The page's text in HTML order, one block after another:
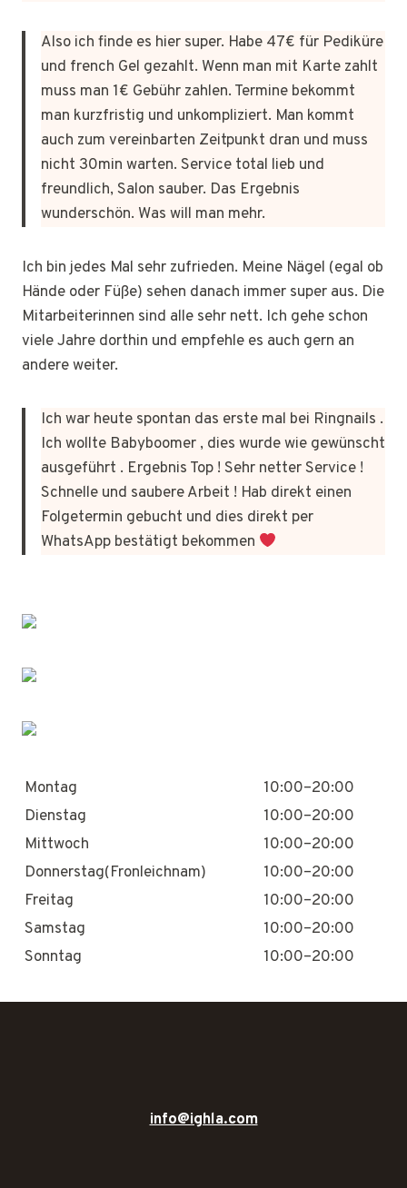
Also ich finde es hier super. Habe 47€ für Pediküre
und french Gel gezahlt. Wenn man mit Karte zahlt
muss man 1€ Gebühr zahlen. Termine bekommt
man kurzfristig und unkompliziert. Man kommt
auch zum vereinbarten Zeitpunkt dran und muss
nicht 30min warten. Service total lieb und
freundlich, Salon sauber. Das Ergebnis
wunderschön. Was will man mehr.
Ich bin jedes Mal sehr zufrieden. Meine Nägel (egal ob
Hände oder Füße) sehen danach immer super aus. Die
Mitarbeiterinnen sind alle sehr nett. Ich gehe schon
viele Jahre dorthin und empfehle es auch gern an
andere weiter.
Ich war heute spontan das erste mal bei Ringnails .
Ich wollte Babyboomer , dies wurde wie gewünscht
ausgeführt . Ergebnis Top ! Sehr netter Service !
Schnelle und saubere Arbeit ! Hab direkt einen
Folgetermin gebucht und dies direkt per
WhatsApp bestätigt bekommen
Montag
10:00–20:00
Dienstag
10:00–20:00
Mittwoch
10:00–20:00
Donnerstag(Fronleichnam)
10:00–20:00
Freitag
10:00–20:00
Samstag
10:00–20:00
Sonntag
10:00–20:00
info@ighla.com